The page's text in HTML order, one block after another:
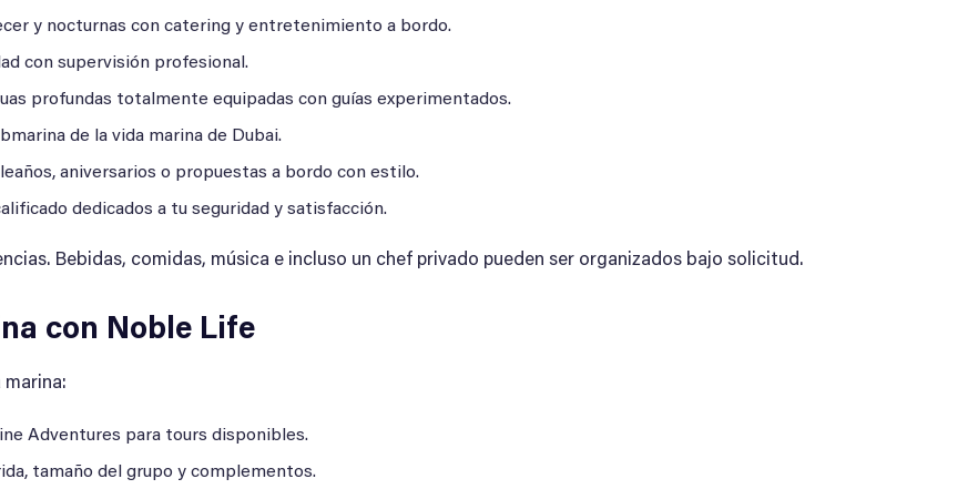
y nocturnas con catering y entretenimiento a bordo.
con supervisión profesional.
profundas totalmente equipadas con guías experimentados.
de la vida marina de Dubai.
aniversarios o propuestas a bordo con estilo.
dedicados a tu seguridad y satisfacción.
Bebidas, comidas, música e incluso un chef privado pueden ser organizados bajo solicitud.
con Noble Life
marina:
Adventures para tours disponibles.
tamaño del grupo y complementos.